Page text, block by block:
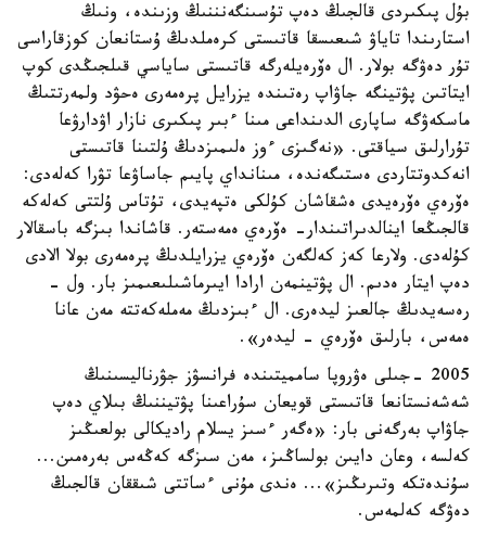
بۇل پىكىردى قالجىڭ دەپ تۇسىنگەنننىڭ وزىندە، ونىڭ
استارىندا تاياۋ شىعىسقا قاتىستى كرەملدىڭ ۇستانعان كوزقاراسى
تۇر دەۋگە بولار. ال ەۆرەيلەرگە قاتىستى ساياسي قىلجىڭدى كوپ
ايتاتىن پۋتينگە جاۋاپ رەتىندە يزرايل پرەمەرى ەحۋد ولمەرتتىڭ
ماسكەۋگە ساپارى الدىنداعى مىنا ءبىر پىكىرى نازار اۋدارۋعا
تۇرارلىق سياقتى. «نەگىزى ءوز ەلىمىزدىڭ ۇلتىنا قاتىستى
انەكدوتتاردى ەستىگەندە، مىنانداي پايىم جاساۋعا تۋرا كەلەدى:
ەۆرەي ەۆرەيدى ەشقاشان كۇلكى ەتپەيدى، تۇتاس ۇلتتى كەلەكە
قالجىڭعا اينالدىراتىندار- ەۆرەي ەمەستەر. قاشاندا بىزگە باسقالار
كۇلەدى. ولارعا كەز كەلگەن ەۆرەي يزرايلدىڭ پرەمەرى بولا الادى
دەپ ايتار ەدىم. ال پۋتينمەن ارادا ايىرماشىلىعىمىز بار. ول -
رەسەيدىڭ جالعىز ليدەرى. ال ءبىزدىڭ مەملەكەتتە مەن عانا
ەمەس، بارلىق ەۆرەي - ليدەر».
2005 -جىلى ەۋروپا سامميتىندە فرانسۋز جۋرناليسىنىڭ
شەشەنستانعا قاتىستى قويعان سۇراعىنا پۋتيننىڭ بىلاي دەپ
جاۋاپ بەرگەنى بار: «ەگەر ءسىز يسلام راديكالى بولعىڭىز
كەلسە، وعان دايىن بولساڭىز، مەن سىزگە كەڭەس بەرەمىن...
سۇندەتكە وتىرىڭىز»... ەندى مۇنى ءساتتى شىققان قالجىڭ
دەۋگە كەلمەس.